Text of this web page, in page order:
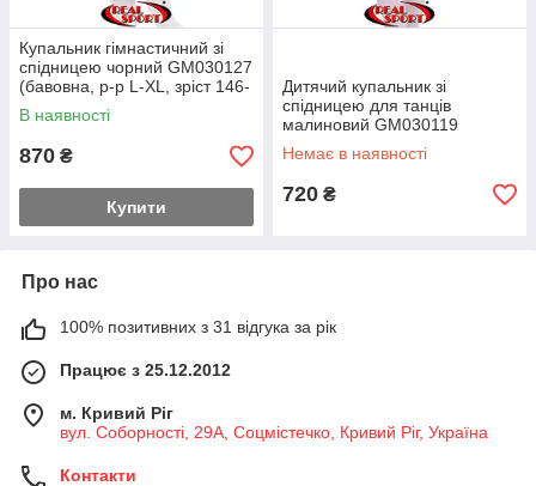
Купальник гімнастичний зі
спідницею чорний GM030127
(бавовна, р-р L-XL, зріст 146-
164 см)
В наявності
870 ₴
Купити
Дитячий купальник зі
спідницею для танців
малиновий GM030119
(біфлекс, р-р 1-M, зріст 98-
134 см)
Немає в наявності
720 ₴
Про нас
100% позитивних з 31 відгука за рік
Працює з 25.12.2012
м. Кривий Ріг
вул. Соборності, 29А, Соцмістечко, Кривий Ріг, Україна
Контакти